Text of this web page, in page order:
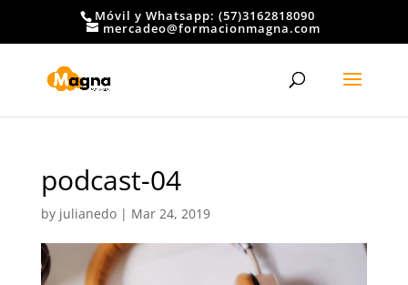
Móvil y Whatsapp: (57)3162818090
mercadeo@formacionmagna.com
podcast-04
by julianedo| Mar 24, 2019